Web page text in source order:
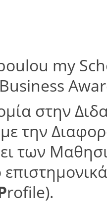
my
στην
την
των
rofile).